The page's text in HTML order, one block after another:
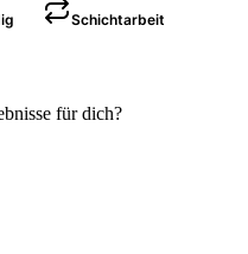
Schichtarbeit
für dich?